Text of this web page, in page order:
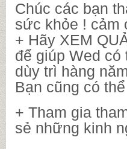
Chúc các bạn
sức khỏe ! cảm
+ Hãy XEM
để giúp Wed có
dùy trì hàng
Bạn cũng có
+ Tham gia
sẻ những kinh